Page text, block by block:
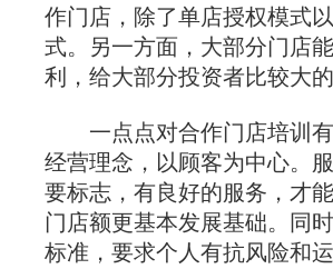
作门店，除了单店授权模式
式。另一方面，大部分门店
利，给大部分投资者比较大的
一点点对合作门店培训有
经营理念，以顾客为中心。
要标志，有良好的服务，才
门店额更基本发展基础。同
标准，要求个人有抗风险和